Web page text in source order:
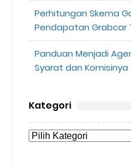
Perhitungan Skema
Pendapatan Grabcar
Panduan Menjadi
Syarat dan Komisinya
Kategori